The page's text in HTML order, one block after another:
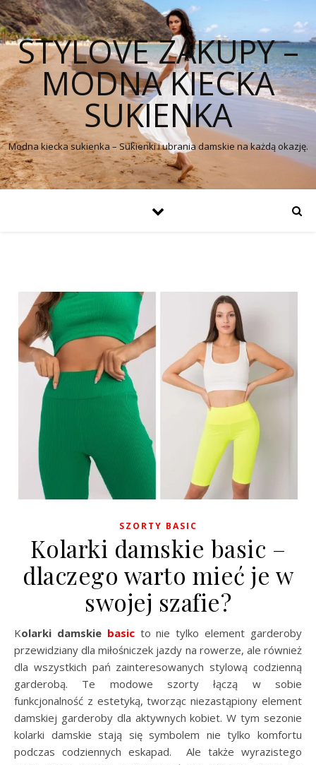
STYLOVE ZAKUPY –
MODNA KIECKA
SUKIENKA
Modna kiecka sukienka – Sukienki i ubrania damskie na każdą okazję.
SZORTY BASIC
Kolarki damskie basic –
dlaczego warto mieć je w
swojej szafie?
Kolarki damskie basicto nie tylko element garderoby
przewidziany dla miłośniczek jazdy na rowerze, ale również
dla wszystkich pań zainteresowanych stylową codzienną
garderobą. Te modowe szorty łączą w sobie
funkcjonalność z estetyką, tworząc niezastąpiony element
damskiej garderoby dla aktywnych kobiet. W tym sezonie
kolarki damskie stają się symbolem nie tylko komfortu
podczas codziennych eskapad. Ale także wyrazistego